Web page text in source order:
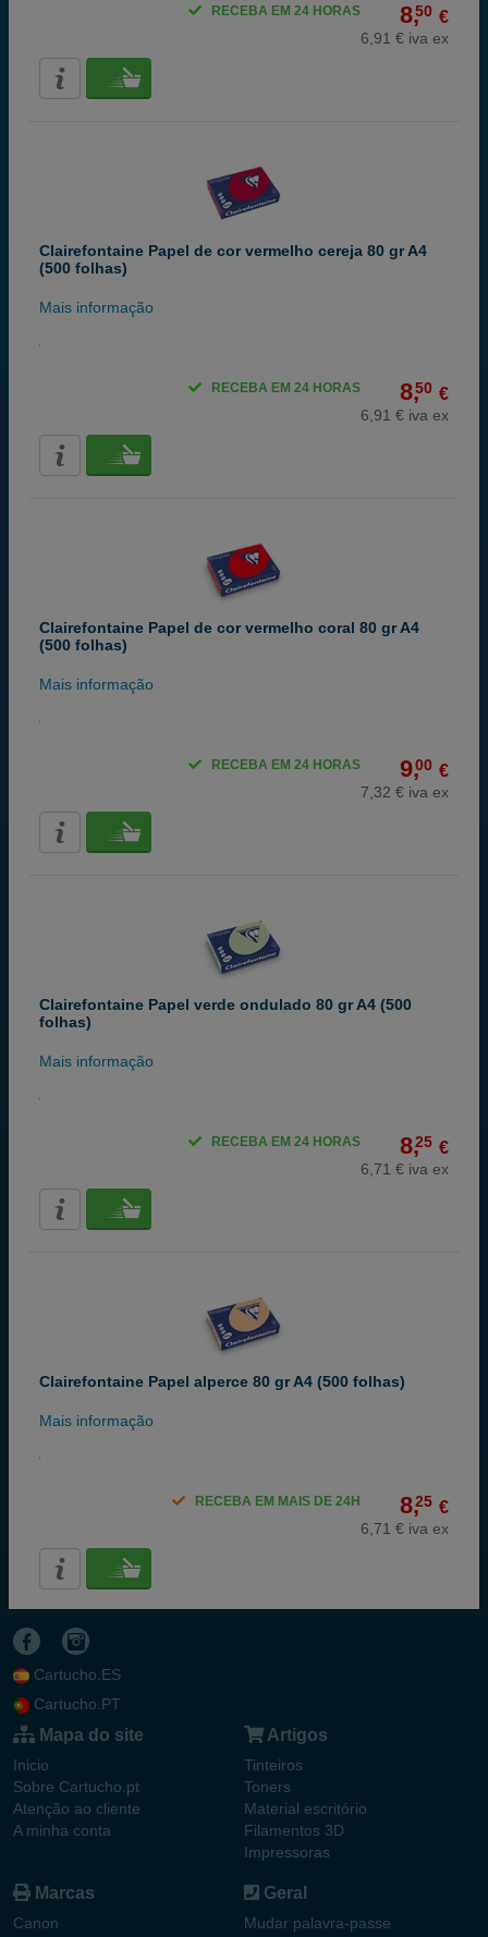
8,50 €
6,91 € iva ex
RECEBA EM 24 HORAS
Clairefontaine Papel de cor vermelho cereja 80 gr A4
(500 folhas)
Mais informação
8,50 €
6,91 € iva ex
RECEBA EM 24 HORAS
Clairefontaine Papel de cor vermelho coral 80 gr A4
(500 folhas)
Mais informação
9,00 €
7,32 € iva ex
RECEBA EM 24 HORAS
Clairefontaine Papel verde ondulado 80 gr A4 (500
folhas)
Mais informação
8,25 €
6,71 € iva ex
RECEBA EM 24 HORAS
Clairefontaine Papel alperce 80 gr A4 (500 folhas)
Mais informação
8,25 €
6,71 € iva ex
RECEBA EM MAIS DE 24H
Cartucho.ES
Cartucho.PT
Mapa do site
Inicio
Sobre Cartucho.pt
Atenção ao cliente
A minha conta
Artigos
Tinteiros
Toners
Material escritório
Filamentos 3D
Impressoras
Marcas
Canon
Geral
Mudar palavra-passe